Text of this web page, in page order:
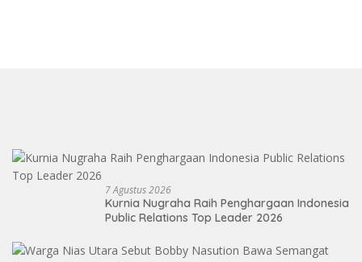
7 Agustus 2026
Kurnia Nugraha Raih Penghargaan Indonesia
Public Relations Top Leader 2026